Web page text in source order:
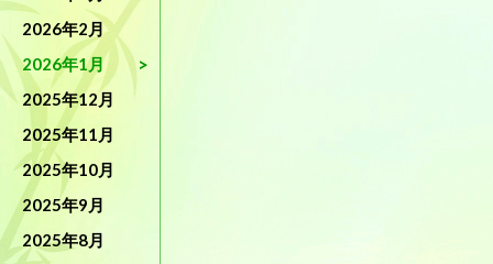
2026年2月
2026年1月
2025年12月
2025年11月
2025年10月
2025年9月
2025年8月